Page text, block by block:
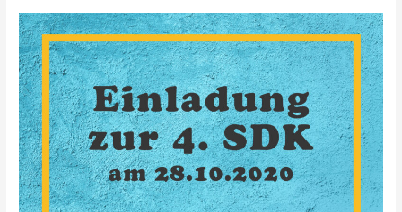
Einladung
zur
4.
Stadtdelegiertenkonferenz
am
28.10.2020